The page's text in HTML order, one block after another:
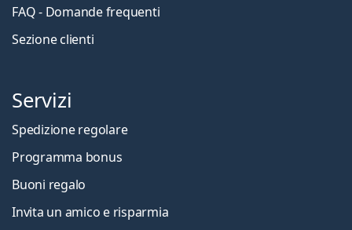
FAQ - Domande frequenti
Sezione clienti
Servizi
Spedizione regolare
Programma bonus
Buoni regalo
Invita un amico e risparmia